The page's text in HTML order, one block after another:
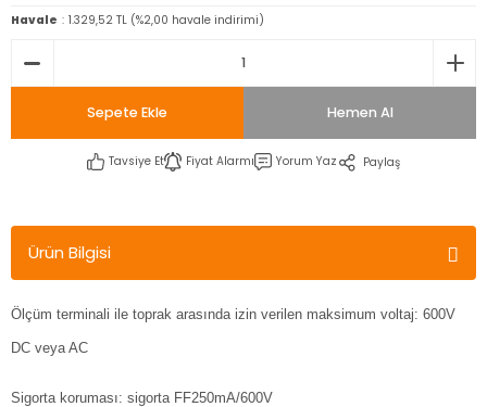
Havale
1.329,52 TL (%2,00 havale indirimi)
Sepete Ekle Hemen Al
Tavsiye Et Fiyat Alarmı Yorum Yaz Paylaş
Ürün Bilgisi
Ölçüm terminali ile toprak arasında izin verilen maksimum voltaj: 600V
DC veya AC
Sigorta koruması: sigorta FF250mA/600V